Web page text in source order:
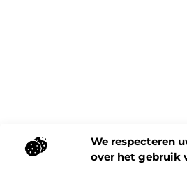
We respecteren
over het gebruik